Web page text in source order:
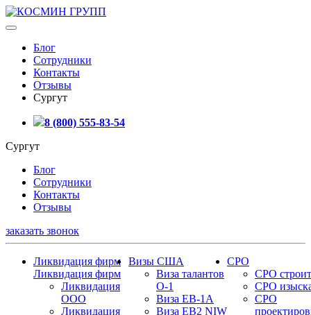
Блог
Сотрудники
Контакты
Отзывы
Сургут
8 (800) 555-83-54
Сургут
Блог
Сотрудники
Контакты
Отзывы
заказать звонок
Ликвидация фирм
Ликвидация фирм
Ликвидация
ООО
Ликвидация
Визы США
Виза талантов
О-1
Виза EB-1A
Виза EB2 NIW
СРО
СРО
СРО
СРО